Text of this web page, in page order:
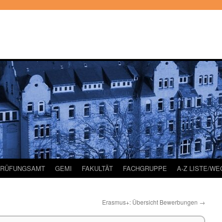
GEMI FAKULTÄT FACHGRUPPE A-Z LISTE/
Erasmus+: Übersicht Bewerbungen →